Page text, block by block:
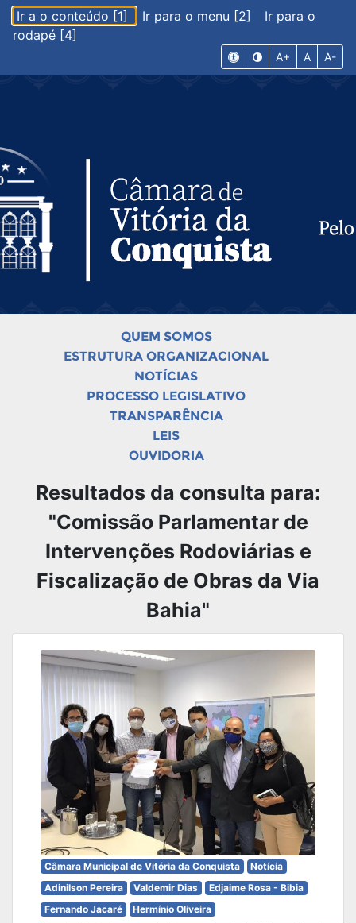
Ir a o conteúdo [1] Ir para o menu [2]
Ir para o
rodapé [4]
A+ A A-
QUEM SOMOS
ESTRUTURA ORGANIZACIONAL
NOTÍCIAS
PROCESSO LEGISLATIVO
TRANSPARÊNCIA
LEIS
OUVIDORIA
Resultados da consulta para:
"Comissão Parlamentar de
Intervenções Rodoviárias e
Fiscalização de Obras da Via
Bahia"
Câmara Municipal de Vitória da Conquista
Notícia
Adinilson Pereira
Valdemir Dias
Edjaime Rosa - Bibia
Fernando Jacaré
Hermínio Oliveira